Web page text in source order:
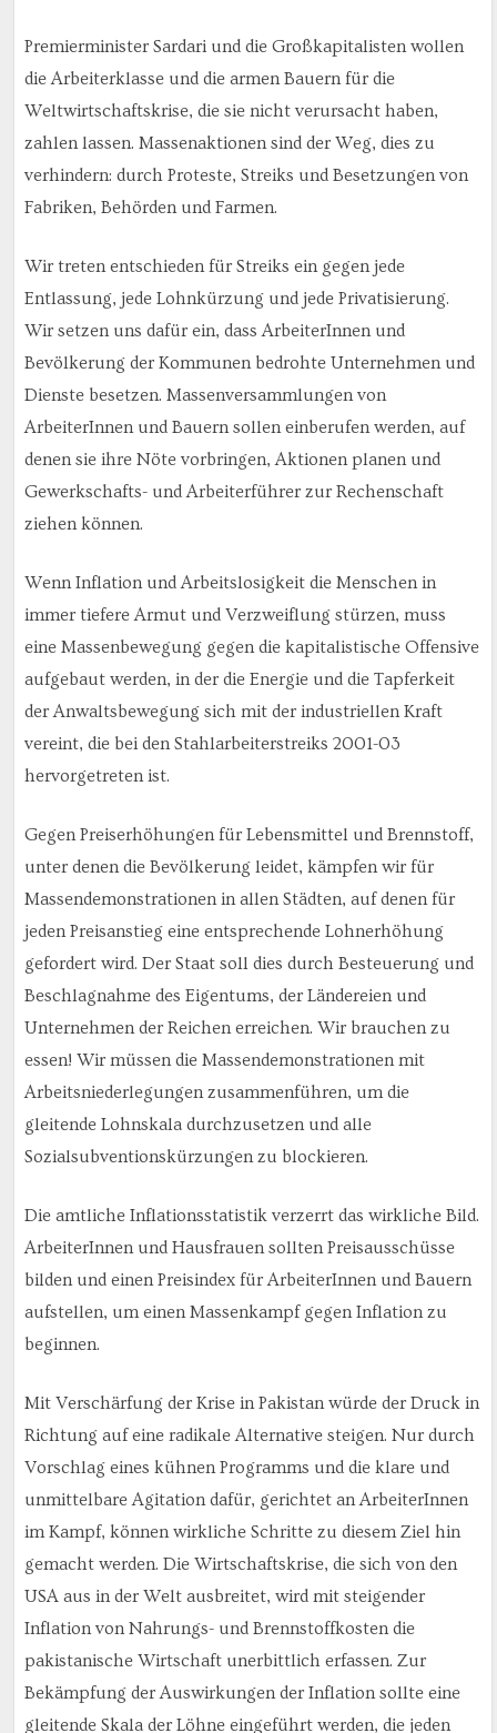
Premierminister Sardari und die Großkapitalisten wollen
die Arbeiterklasse und die armen Bauern für die
Weltwirtschaftskrise, die sie nicht verursacht haben,
zahlen lassen. Massenaktionen sind der Weg, dies zu
verhindern: durch Proteste, Streiks und Besetzungen von
Fabriken, Behörden und Farmen.
Wir treten entschieden für Streiks ein gegen jede
Entlassung, jede Lohnkürzung und jede Privatisierung.
Wir setzen uns dafür ein, dass ArbeiterInnen und
Bevölkerung der Kommunen bedrohte Unternehmen und
Dienste besetzen. Massenversammlungen von
ArbeiterInnen und Bauern sollen einberufen werden, auf
denen sie ihre Nöte vorbringen, Aktionen planen und
Gewerkschafts- und Arbeiterführer zur Rechenschaft
ziehen können.
Wenn Inflation und Arbeitslosigkeit die Menschen in
immer tiefere Armut und Verzweiflung stürzen, muss
eine Massenbewegung gegen die kapitalistische Offensive
aufgebaut werden, in der die Energie und die Tapferkeit
der Anwaltsbewegung sich mit der industriellen Kraft
vereint, die bei den Stahlarbeiterstreiks 2001-03
hervorgetreten ist.
Gegen Preiserhöhungen für Lebensmittel und Brennstoff,
unter denen die Bevölkerung leidet, kämpfen wir für
Massendemonstrationen in allen Städten, auf denen für
jeden Preisanstieg eine entsprechende Lohnerhöhung
gefordert wird. Der Staat soll dies durch Besteuerung und
Beschlagnahme des Eigentums, der Ländereien und
Unternehmen der Reichen erreichen. Wir brauchen zu
essen! Wir müssen die Massendemonstrationen mit
Arbeitsniederlegungen zusammenführen, um die
gleitende Lohnskala durchzusetzen und alle
Sozialsubventionskürzungen zu blockieren.
Die amtliche Inflationsstatistik verzerrt das wirkliche Bild.
ArbeiterInnen und Hausfrauen sollten Preisausschüsse
bilden und einen Preisindex für ArbeiterInnen und Bauern
aufstellen, um einen Massenkampf gegen Inflation zu
beginnen.
Mit Verschärfung der Krise in Pakistan würde der Druck in
Richtung auf eine radikale Alternative steigen. Nur durch
Vorschlag eines kühnen Programms und die klare und
unmittelbare Agitation dafür, gerichtet an ArbeiterInnen
im Kampf, können wirkliche Schritte zu diesem Ziel hin
gemacht werden. Die Wirtschaftskrise, die sich von den
USA aus in der Welt ausbreitet, wird mit steigender
Inflation von Nahrungs- und Brennstoffkosten die
pakistanische Wirtschaft unerbittlich erfassen. Zur
Bekämpfung der Auswirkungen der Inflation sollte eine
gleitende Skala der Löhne eingeführt werden, die jeden